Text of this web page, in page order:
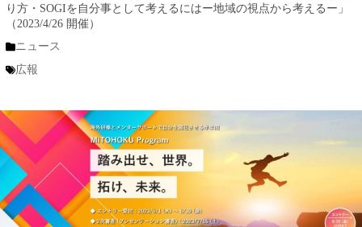
り方・SOGIを自分事として考えるにはー地域の視点から考えるー」
（2023/4/26 開催）
ニュース
広報